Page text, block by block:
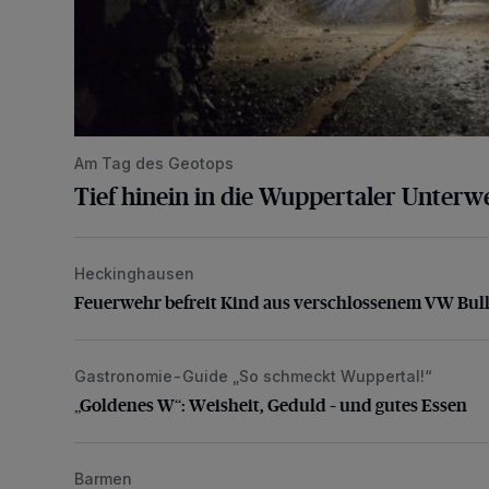
Am Tag des Geotops
Tief hinein in die Wuppertaler
Feuerwehr befreit Kind aus verschlossenem VW Bulli
Heckinghausen
Feuerwehr befreit Kind aus verschlossenem VW
„Goldenes W“: Weisheit, Geduld – und gutes Essen
Gastronomie-Guide „So schmeckt Wuppertal!“
„Goldenes W“: Weisheit, Geduld – und gutes Essen
Neuer Projekteigner am Heubruch
Barmen